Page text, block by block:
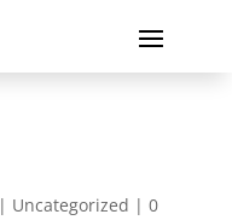
| Uncategorized | 0